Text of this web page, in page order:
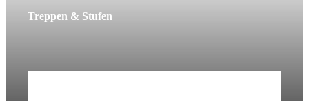
Treppen & Stufen